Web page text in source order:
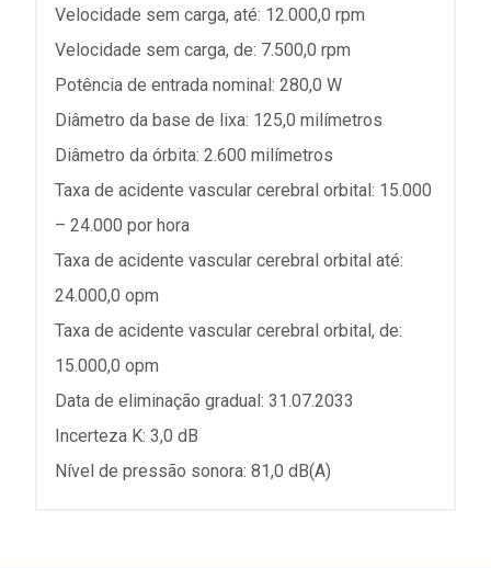
Velocidade sem carga, até: 12.000,0 rpm
Velocidade sem carga, de: 7.500,0 rpm
Potência de entrada nominal: 280,0 W
Diâmetro da base de lixa: 125,0 milímetros
Diâmetro da órbita: 2.600 milímetros
Taxa de acidente vascular cerebral orbital: 15.000
– 24.000 por hora
Taxa de acidente vascular cerebral orbital até:
24.000,0 opm
Taxa de acidente vascular cerebral orbital, de:
15.000,0 opm
Data de eliminação gradual: 31.07.2033
Incerteza K: 3,0 dB
Nível de pressão sonora: 81,0 dB(A)